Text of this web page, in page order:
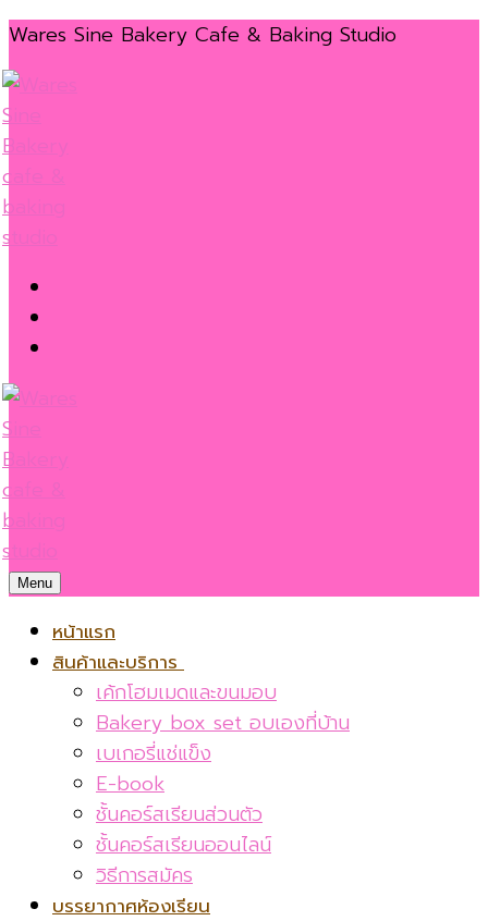
Skip
to
content
Menu
Close
Wares Sine Bakery Cafe & Baking Studio
Menu
หน้าแรก
สินค้าและบริการ
เค้กโฮมเมดและขนมอบ
Bakery box set อบเองที่บ้าน
เบเกอรี่แช่แข็ง
E-book
ชั้นคอร์สเรียนส่วนตัว
ชั้นคอร์สเรียนออนไลน์
วิธีการสมัคร
บรรยากาศห้องเรียน